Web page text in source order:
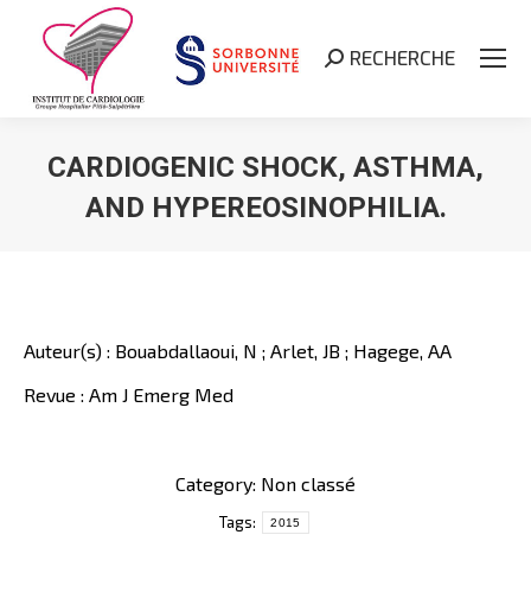
Search:
RECHERCHE
CARDIOGENIC SHOCK, ASTHMA,
AND HYPEREOSINOPHILIA.
Auteur(s) : Bouabdallaoui, N ; Arlet, JB ; Hagege, AA
Revue : Am J Emerg Med
Category: Non classé
Tags: 2015